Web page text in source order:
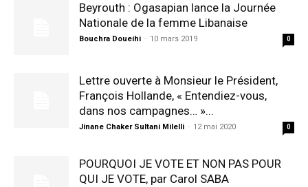
Beyrouth : Ogasapian lance la Journée
Nationale de la femme Libanaise
Bouchra Doueihi - 10 mars 2019 0
Lettre ouverte à Monsieur le Président,
François Hollande, « Entendiez-vous,
dans nos campagnes… »...
Jinane Chaker Sultani Milelli - 12 mai 2020 0
POURQUOI JE VOTE ET NON PAS POUR
QUI JE VOTE, par Carol SABA